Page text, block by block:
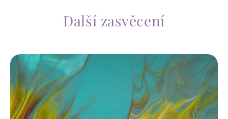
Další zasvěcení